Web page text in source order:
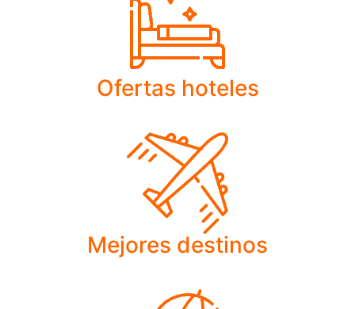
Ofertas hoteles
Mejores destinos